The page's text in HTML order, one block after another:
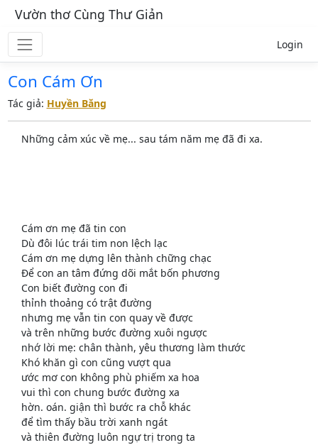
Vườn thơ Cùng Thư Giản
Login
Con Cám Ơn
Tác giả: Huyền Băng
Những cảm xúc về mẹ... sau tám năm mẹ đã đi xa.
Cám ơn mẹ đã tin con
Dù đôi lúc trái tim non lệch lạc
Cám ơn mẹ dựng lên thành chững chạc
Để con an tâm đứng dõi mắt bốn phương
Con biết đường con đi
thỉnh thoảng có trật đường
nhưng mẹ vẫn tin con quay về được
và trên những bước đường xuôi ngược
nhớ lời mẹ: chân thành, yêu thương làm thước
Khó khăn gì con cũng vượt qua
ước mơ con không phù phiếm xa hoa
vui thì con chung bước đường xa
hờn. oán. giận thì bước ra chỗ khác
để tìm thấy bầu trời xanh ngát
và thiên đường luôn ngự trị trong ta